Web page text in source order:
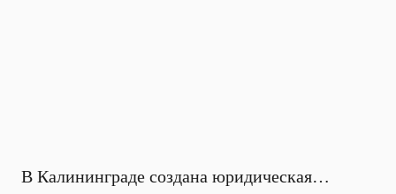
В Калининграде создана юридическая…